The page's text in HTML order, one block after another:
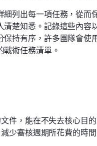
列出每一項任務，從而
楚知悉。記錄這些內容
持有序，許多團隊會使
術任務清單。
件，能在不失去核心目
少審核週期所花費的時